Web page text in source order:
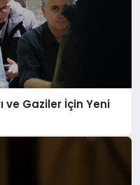
ve Gaziler İçin Yeni